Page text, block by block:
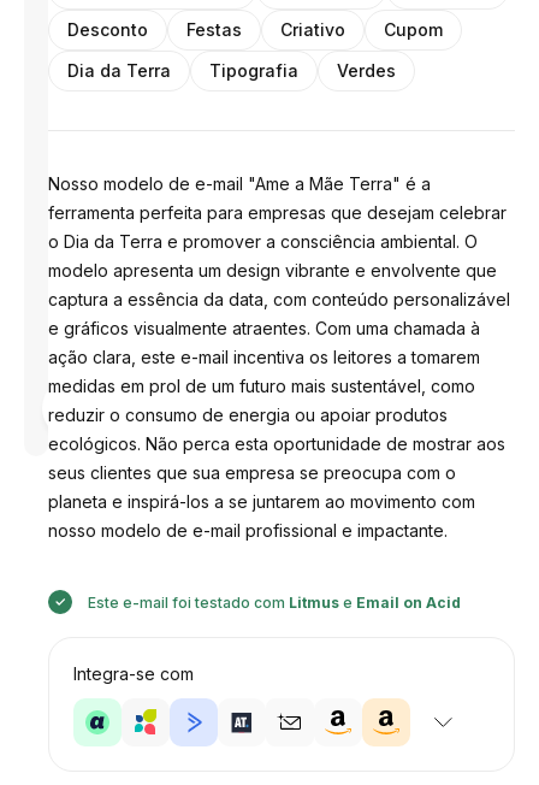
Desenhado
por
Anastasiia
Desconto
Festas Criativo
Cupom
Dia da Terra
Tipografia Verdes
Nosso modelo de e-mail "Ame a Mãe Terra" é a
ferramenta perfeita para empresas que desejam celebrar
o Dia da Terra e promover a consciência ambiental. O
modelo apresenta um design vibrante e envolvente que
captura a essência da data, com conteúdo personalizável
e gráficos visualmente atraentes. Com uma chamada à
ação clara, este e-mail incentiva os leitores a tomarem
medidas em prol de um futuro mais sustentável, como
reduzir o consumo de energia ou apoiar produtos
ecológicos. Não perca esta oportunidade de mostrar aos
seus clientes que sua empresa se preocupa com o
planeta e inspirá-los a se juntarem ao movimento com
nosso modelo de e-mail profissional e impactante.
Este e-mail foi testado com Litmuse Email on Acid
Integra-se com